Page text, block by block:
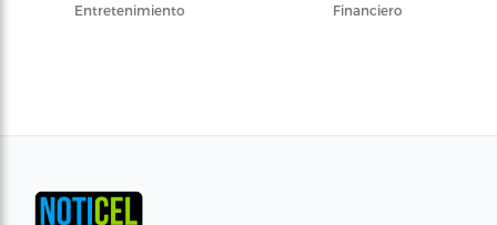
Entretenimiento
Financiero